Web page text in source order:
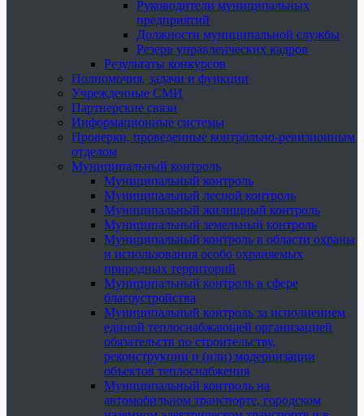
Руководители муниципальных
предприятий
Должности муниципальной службы
Резерв управленческих кадров
Результаты конкурсов
Полномочия, задачи и функции
Учрежденные СМИ
Партнерские связи
Информационные системы
Проверки, проведенные контрольно-ревизионным
отделом
Муниципальный контроль
Муниципальный контроль
Муниципальный лесной контроль
Муниципальный жилищный контроль
Муниципальный земельный контроль
Муниципальный контроль в области охраны
и использования особо охраняемых
природных территорий
Муниципальный контроль в сфере
благоустройства
Муниципальный контроль за исполнением
единой теплоснабжающей организацией
обязательств по строительству,
реконструкции и (или) модернизации
объектов теплоснабжения
Муниципальный контроль на
автомобильном транспорте, городском